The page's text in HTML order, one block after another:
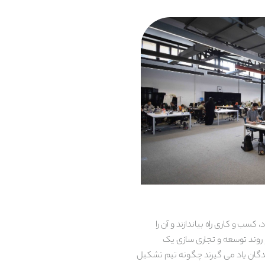
‌و کاری راه‌ بیاندازند و آن را
روند توسعه و تجاری سازی یک
روز برگزار می شود. در این مدت شرکت‌کنندگان یاد می گیرند چگونه تیم تشکیل